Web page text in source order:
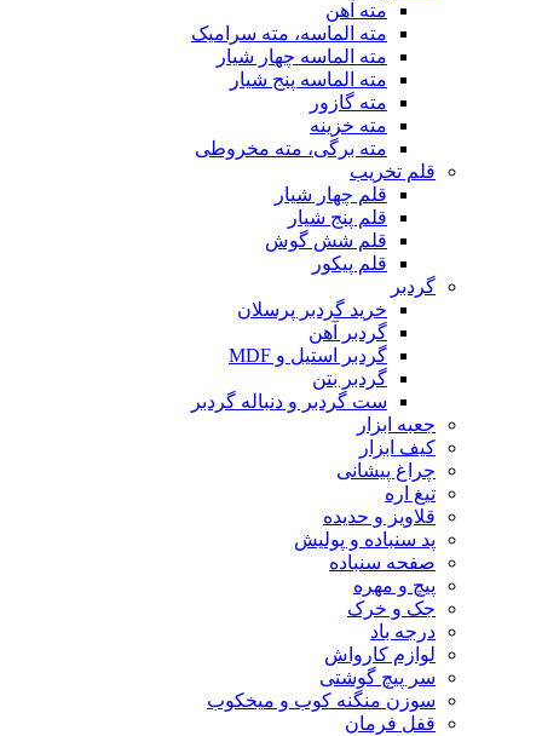
مته آهن
مته الماسه، مته سرامیک
مته الماسه چهار شیار
مته الماسه پنج شیار
مته گازور
مته خزینه
مته برگی، مته مخروطی
قلم تخریب
قلم چهار شیار
قلم پنج شیار
قلم شش گوش
قلم پیکور
گردبر
خرید گردبر پرسلان
گردبر آهن
گردبر استیل و MDF
گردبر بتن
ست گردبر و دنباله گردبر
جعبه ابزار
کیف ابزار
چراغ پیشانی
تیغ اره
قلاویز و حدیده
پد سنباده و پولیش
صفحه سنباده
پیچ و مهره
جک و خرک
درجه باد
لوازم کارواش
سر پیچ گوشتی
سوزن منگنه کوب و میخکوب
قفل فرمان